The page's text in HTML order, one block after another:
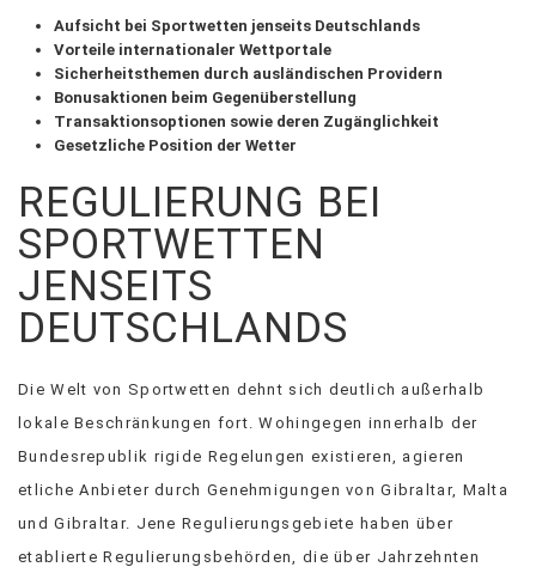
Aufsicht bei Sportwetten jenseits Deutschlands
Vorteile internationaler Wettportale
Sicherheitsthemen durch ausländischen Providern
Bonusaktionen beim Gegenüberstellung
Transaktionsoptionen sowie deren Zugänglichkeit
Gesetzliche Position der Wetter
REGULIERUNG BEI
SPORTWETTEN
JENSEITS
DEUTSCHLANDS
Die Welt von Sportwetten dehnt sich deutlich außerhalb
lokale Beschränkungen fort. Wohingegen innerhalb der
Bundesrepublik rigide Regelungen existieren, agieren
etliche Anbieter durch Genehmigungen von Gibraltar, Malta
und Gibraltar. Jene Regulierungsgebiete haben über
etablierte Regulierungsbehörden, die über Jahrzehnten